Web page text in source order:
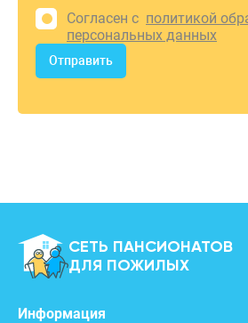
Согласен с политикой
персональных данных
Отправить
СЕТЬ ПАНСИОНАТОВ
ДЛЯ ПОЖИЛЫХ
Информация